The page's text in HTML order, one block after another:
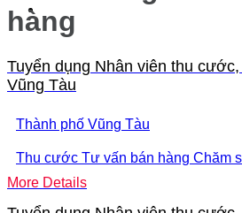
hàng
Tuyển dụng Nhân viên thu
Vũng Tàu
Thành phố Vũng Tàu
Thu cước Tư vấn bán hàng Chăm
More Details